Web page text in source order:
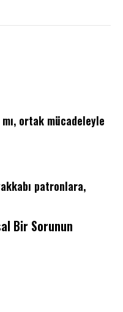
ortak mücadeleyle
patronlara,
Bir Sorunun